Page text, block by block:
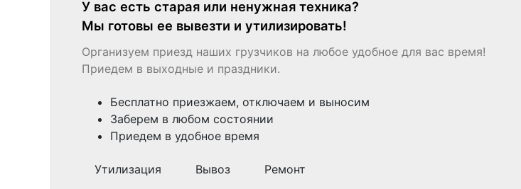
У вас есть старая или ненужная техника?
Мы готовы ее вывезти и утилизировать!
Организуем приезд наших грузчиков на любое удобное для вас время!
Приедем в выходные и праздники.
Бесплатно приезжаем, отключаем и выносим
Заберем в любом состоянии
Приедем в удобное время
Утилизация Вывоз Ремонт